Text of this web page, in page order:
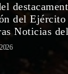
del
Noticias